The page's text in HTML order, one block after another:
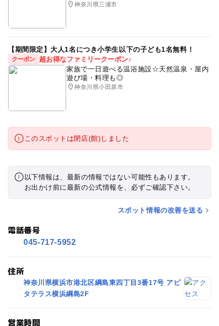
神奈川県三浦市
【期間限定】大人1名につき小学生以下の子ども1名無料！
クーポン
超お得なファミリークーポン♪
家族で一日遊べる温浴施設☆天然温泉・屋内
遊び場・料理も◎
神奈川県小田原市
このスポットは閉店(館)しました
以下情報は、最新の情報ではない可能性もあります。
お出かけ前に最新の公式情報を、必ずご確認下さい。
スポット情報の改善を送る
電話番号
045-717-5952
住所
神奈川県横浜市港北区綱島東四丁目3番17号 アピ
タテラス横浜綱島2F
営業時間